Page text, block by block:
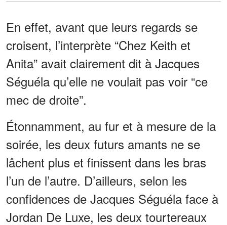
En effet, avant que leurs regards se
croisent, l’interprète “Chez Keith et
Anita” avait clairement dit à Jacques
Séguéla qu’elle ne voulait pas voir “ce
mec de droite”.
Étonnamment, au fur et à mesure de la
soirée, les deux futurs amants ne se
lâchent plus et finissent dans les bras
l’un de l’autre. D’ailleurs, selon les
confidences de Jacques Séguéla face à
Jordan De Luxe, les deux tourtereaux